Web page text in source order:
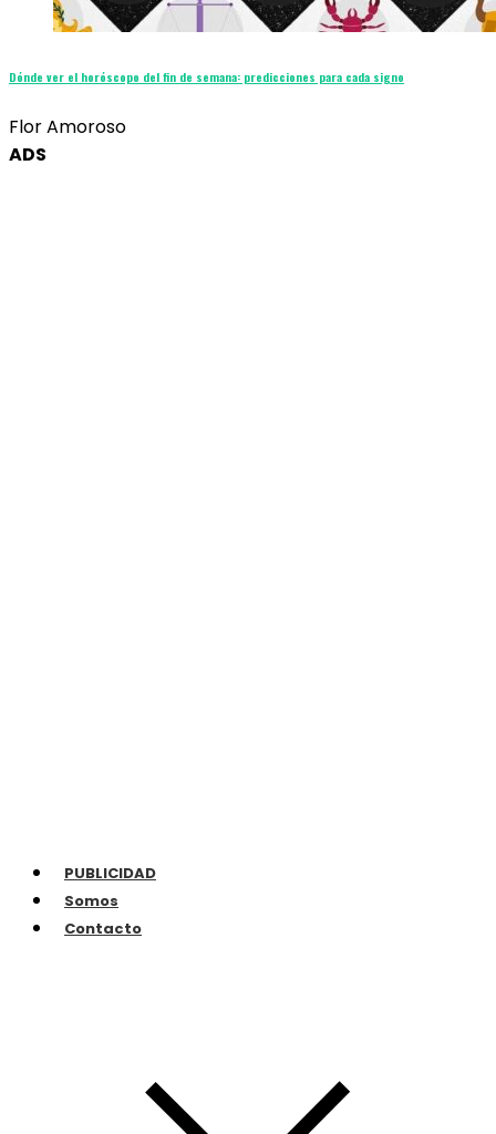
Dónde ver el horóscopo del fin de semana: predicciones para cada signo
Flor Amoroso
ADS
PUBLICIDAD
Somos
Contacto